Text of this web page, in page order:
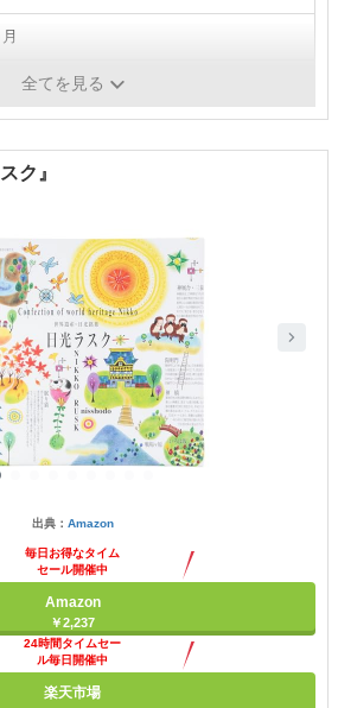
全てを見る
ク』
出典： Amazon
毎日お得なタイム
セール開催中
Amazon
￥2,237
24時間タイムセー
ル毎日開催中
楽天市場